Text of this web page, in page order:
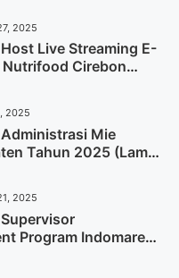
2025
Live Streaming E-
Nutrifood Cirebon
2025
Mie
Tahun 2025 (Lamar
2025
Program Indomaret